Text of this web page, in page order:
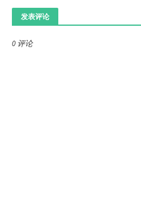
发表评论
0 评论